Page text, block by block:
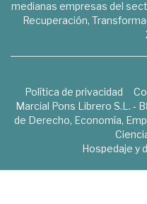
medianas empresas del
Recuperación,
Política de privacidad
Marcial Pons Librero S.L. -
de Derecho, Economía,
Hospedaje y